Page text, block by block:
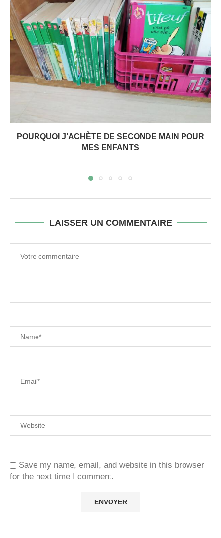
POURQUOI J’ACHÈTE DE SECONDE MAIN POUR
MES ENFANTS
LAISSER UN COMMENTAIRE
Save my name, email, and website in this browser
for the next time I comment.